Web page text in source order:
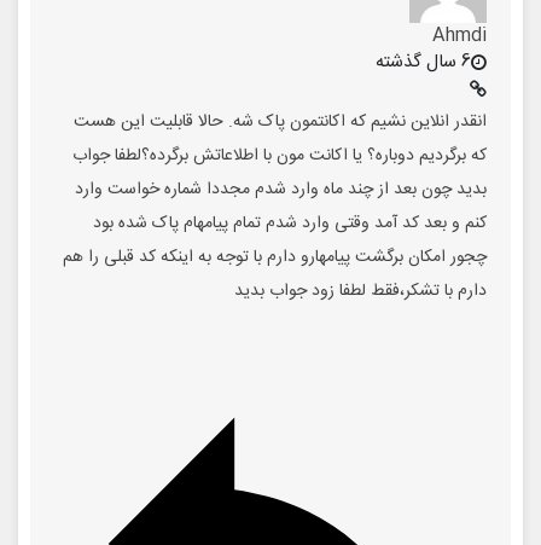
Ahmdi
6 سال گذشته
انقدر انلاین نشیم که اکانتمون پاک شه. حالا قابلیت این هست
که برگردیم دوباره؟ یا اکانت مون با اطلاعاتش برگرده؟لطفا جواب
بدید چون بعد از چند ماه وارد شدم مجددا شماره خواست وارد
کنم و بعد کد آمد وقتی وارد شدم تمام پیامهام پاک شده بود
چجور امکان برگشت پیامهارو دارم با توجه به اینکه کد قبلی را هم
دارم با تشکر،فقط لطفا زود جواب بدید